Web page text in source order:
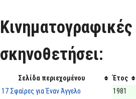
Κινηματογραφικές
σκηνοθετήσει:
Σελίδα περιεχομένου
Έτος
17 Σφαίρες για Έναν Άγγελο
1981